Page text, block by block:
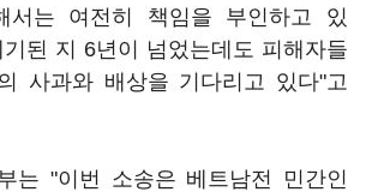
서는 여전히 책임을 부인하고 있
된 지 6년이 넘었는데도 피해자들
사과와 배상을 기다리고 있다"고
는 "이번 소송은 베트남전 민간인